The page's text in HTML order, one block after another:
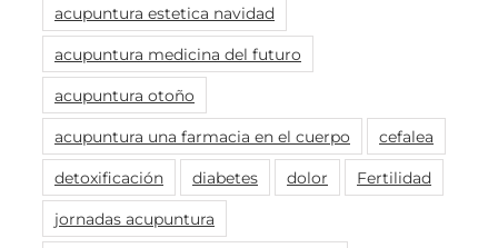
acupuntura estetica navidad
acupuntura medicina del futuro
acupuntura otoño
acupuntura una farmacia en el cuerpo cefalea
detoxificación diabetes dolor Fertilidad
jornadas acupuntura